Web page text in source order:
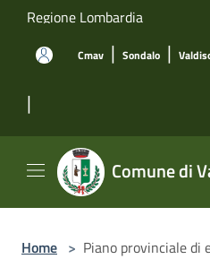
Salta al contenuto principale
Regione Lombardia
Cmav | Sondalo |
|
Comune di
Home > Piano provinciale di